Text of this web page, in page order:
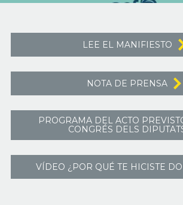
LEE EL MANIFIESTO
NOTA DE PRENSA
PROGRAMA DEL ACTO
CONGRÉS DELS
VÍDEO ¿POR QUÉ TE HICISTE